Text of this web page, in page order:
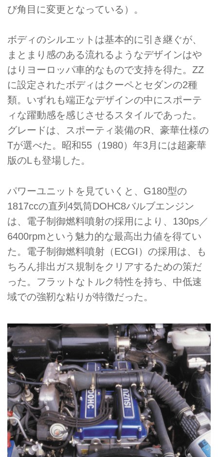
び角目に変更となっている）。
ボディのシルエットは基本的に引き継ぐが、
まとまり感のある流れるようなデザインはや
はりヨーロッパ車的なもので支持を得た。ZZ
に設定されたボディはクーペとセダンの2種
類。いずれも端正なデザインの中にスポーテ
ィな躍動感を感じさせるスタイルであった。
グレードは、スポーティ装備のR、豪華仕様の
Tが選べた。昭和55（1980）年3月には超豪華
版のLも登場した。
パワーユニットを見ていくと、G180型の
1817ccの直列4気筒DOHC8バルブエンジン
は、電子制御燃料噴射の採用により、130ps／
6400rpmという魅力的な最高出力値を得てい
た。電子制御燃料噴射（ECGI）の採用は、も
ちろん排出ガス規制をクリアするための策だ
った。フラットなトルク特性を持ち、中低速
域での強靭な粘りが特徴だった。